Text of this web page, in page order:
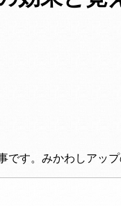
す。みかわしアッ